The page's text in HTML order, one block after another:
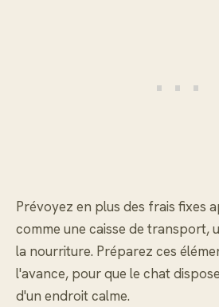
Prévoyez en plus des frais fixes
comme une caisse de transport,
la nourriture. Préparez ces
l'avance, pour que le chat
d'un endroit calme.